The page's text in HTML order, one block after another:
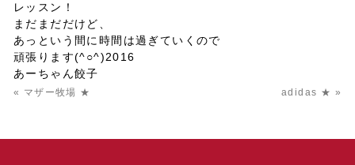
レッスン！
まだまだだけど、
あっという間に時間は過ぎていくので
頑張ります(^○^)2016
あーちゃん餃子
« マザー牧場 ★ adidas ★ »